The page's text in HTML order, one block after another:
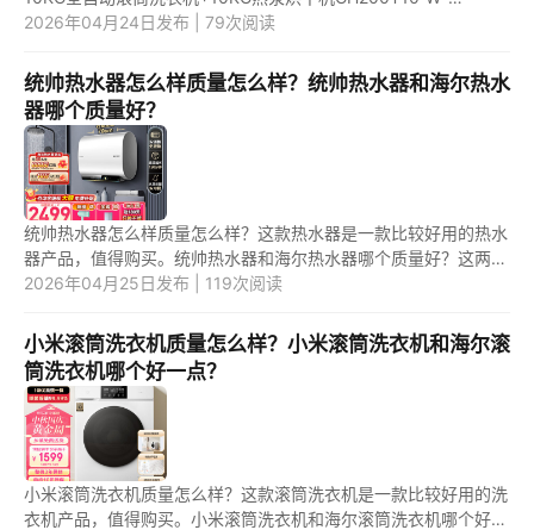
price="5999" url="https://item.jd.com/100069014789.html"
2026年04月24日发布 | 79次阅读
统帅热水器怎么样质量怎么样？统帅热水器和海尔热水
器哪个质量好？
统帅热水器怎么样质量怎么样？这款热水器是一款比较好用的热水
器产品，值得购买。统帅热水器和海尔热水器哪个质量好？这两款
热水器产品中，应该是第二款热水器更好用一些。 1.统帅热水器怎
2026年04月25日发布 | 119次阅读
小米滚筒洗衣机质量怎么样？小米滚筒洗衣机和海尔滚
筒洗衣机哪个好一点？
小米滚筒洗衣机质量怎么样？这款滚筒洗衣机是一款比较好用的洗
衣机产品，值得购买。小米滚筒洗衣机和海尔滚筒洗衣机哪个好一